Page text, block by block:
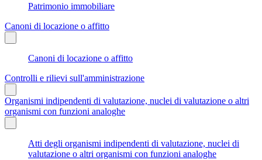
Patrimonio immobiliare
Canoni di locazione o affitto
Canoni di locazione o affitto
Controlli e rilievi sull'amministrazione
Organismi indipendenti di valutazione, nuclei di valutazione o altri
organismi con funzioni analoghe
Atti degli organismi indipendenti di valutazione, nuclei di
valutazione o altri organismi con funzioni analoghe